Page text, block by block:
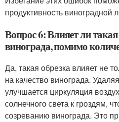
продуктивность виноградной
Вопрос 6: Влияет ли такая
винограда, помимо
Да, такая обрезка влияет не
на качество винограда.
улучшается циркуляция
солнечного света к гроздям,
созреванию винограда. Это